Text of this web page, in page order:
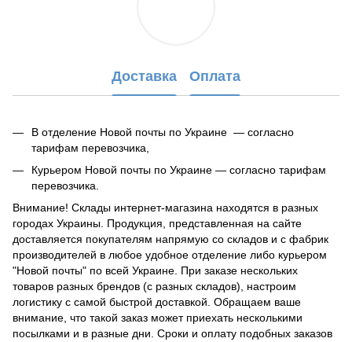
Доставка Оплата
В отделение Новой почты по Украине — согласно
тарифам перевозчика,
Курьером Новой почты по Украине — согласно тарифам
перевозчика.
Внимание! Склады интернет-магазина находятся в разных
городах Украины. Продукция, представленная на сайте
доставляется покупателям напрямую со складов и с фабрик
производителей в любое удобное отделение либо курьером
"Новой почты" по всей Украине. При заказе нескольких
товаров разных брендов (с разных складов), настроим
логистику с самой быстрой доставкой. Обращаем ваше
внимание, что такой заказ может приехать несколькими
посылками и в разные дни. Сроки и оплату подобных заказов